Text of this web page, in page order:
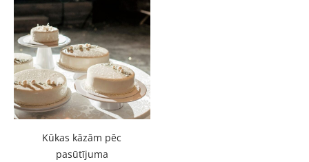
Kūkas kāzām pēc
pasūtījuma